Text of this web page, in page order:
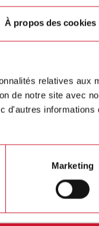
À propos des cookies
relatives aux
de notre site avec
d'autres informations
Marketing
à la demande
programme de réponse
négocie un contrat
(GRD) pour "vendre"
soit du
modulation des
de la production (par
photovoltaïque). Pour
de réponse à la
localement dans
capables de mesurer
produite, de
des commandes à